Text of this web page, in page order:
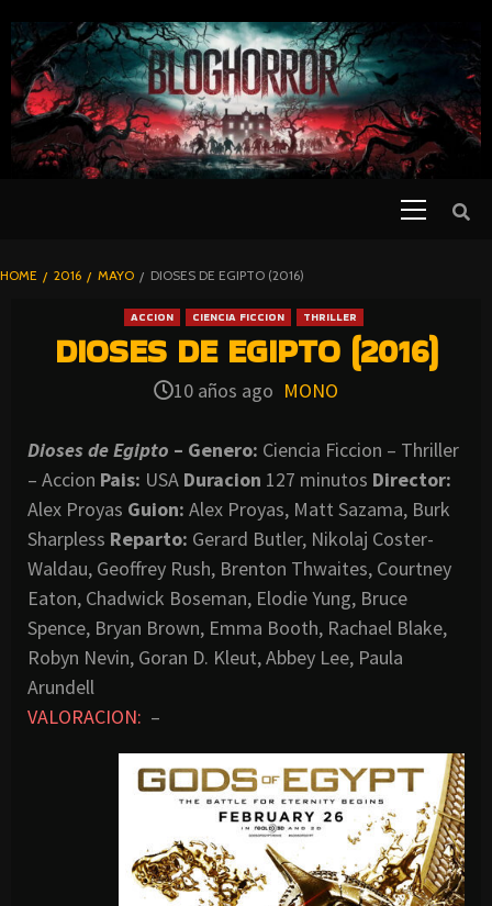
TO
CONTENT
BLOGHORROR
HOME 2016 MAYO DIOSES DE EGIPTO (2016)
ACCION CIENCIA FICCION THRILLER
DIOSES DE EGIPTO (2016)
10 años ago MONO
Dioses de Egipto – Genero: Ciencia Ficcion – Thriller
– Accion Pais: USA Duracion 127 minutos Director:
Alex Proyas Guion: Alex Proyas, Matt Sazama, Burk
Sharpless Reparto: Gerard Butler, Nikolaj Coster-
Waldau, Geoffrey Rush, Brenton Thwaites, Courtney
Eaton, Chadwick Boseman, Elodie Yung, Bruce
Spence, Bryan Brown, Emma Booth, Rachael Blake,
Robyn Nevin, Goran D. Kleut, Abbey Lee, Paula
Arundell
VALORACION: –